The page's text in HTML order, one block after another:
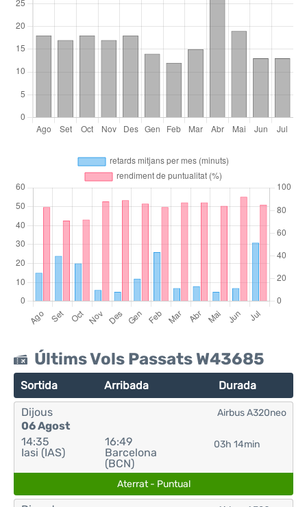
Últims Vols Passats W43685
Sortida Arribada Durada
Dijous
06 Agost
14:35
Iasi (IAS)
16:49
Barcelona
(BCN)
03h 14min
Airbus A320neo
Aterrat - Puntual